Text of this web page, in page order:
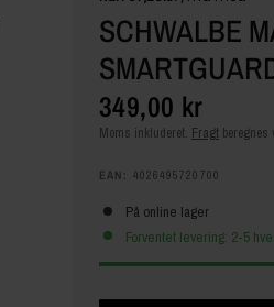
SCHWALBE
349,00 kr
Moms inkluderet. Fragt beregnes
EAN: 4026495720700
På online lager
Forventet levering: 2-5